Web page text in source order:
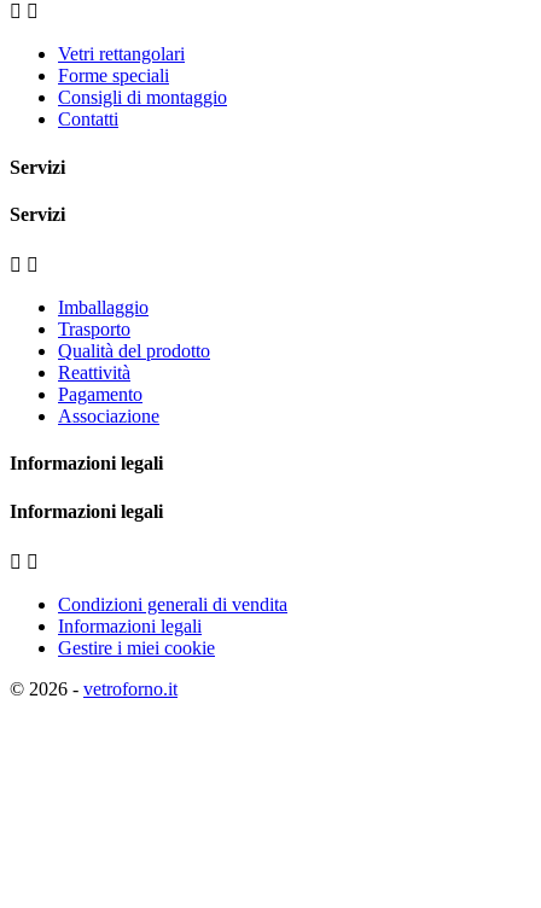
 
Vetri rettangolari
Forme speciali
Consigli di montaggio
Contatti
Servizi
Servizi
 
Imballaggio
Trasporto
Qualità del prodotto
Reattività
Pagamento
Associazione
Informazioni legali
Informazioni legali
 
Condizioni generali di vendita
Informazioni legali
Gestire i miei cookie
© 2026 - vetroforno.it